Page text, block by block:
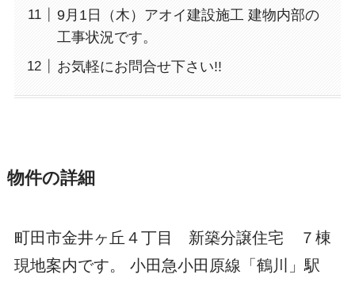
9月1日（木）アオイ建設施工 建物内部の
工事状況です。
お気軽にお問合せ下さい!!
物件の詳細
町田市金井ヶ丘４丁目 新築分譲住宅 ７棟
現地案内です。 小田急小田原線「鶴川」駅